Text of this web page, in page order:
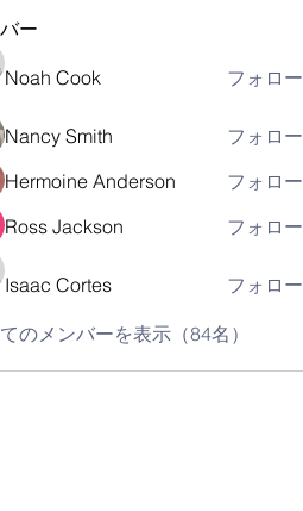
ー
Noah Cook フォロー
Nancy Smith
フォロー
Hermoine Anderson
フォロー
Ross Jackson
フォロー
Isaac Cortes フォロー
のメンバーを表示（84名）